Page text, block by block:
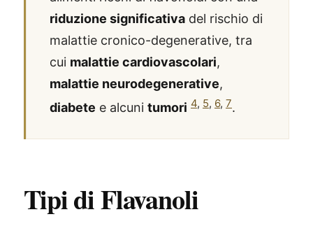
riduzione significativa del rischio di
malattie cronico-degenerative, tra
cui malattie cardiovascolari,
malattie neurodegenerative,
diabete e alcuni tumori 4, 5, 6, 7.
Tipi di Flavanoli